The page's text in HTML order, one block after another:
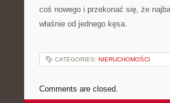
coś nowego i przekonać się, że
właśnie od jednego kęsa.
CATEGORIES: NIERUCHOMOŚCI
Comments are closed.